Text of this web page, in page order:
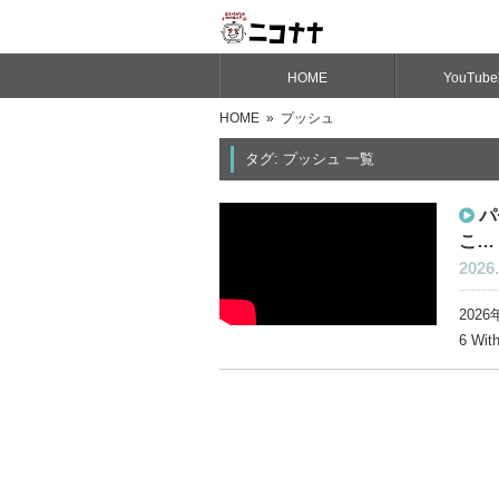
HOME
HOME » プッシュ
タグ: プッシュ 一覧
こ…
2026
6